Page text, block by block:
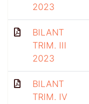
2023
BILANT
TRIM. III
2023
BILANT
TRIM. IV